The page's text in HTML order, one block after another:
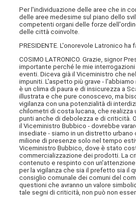
Per l'individuazione delle aree che in
delle aree medesime sul piano dello
competenti organi delle forze
delle città coinvolte.
PRESIDENTE. L'onorevole Latronico
COSIMO LATRONICO. Grazie, signor
importante perché le mie
eventi. Diceva già il Viceministro che
impuniti. L'aspetto più grave -
è un clima di paura e di insicurezza a
illustrata e che pure conoscevo, ma
vigilanza con una potenzialità di
chilometri di costa lucana, che realizza
punti anche di debolezza e di criticità.
il Viceministro Bubbico - dovrebbe
insediate - siamo in un distretto
milione di presenze solo nel tempo
Viceministro Bubbico, dove è stato
commercializzazione dei prodotti. La
contenuto e respinto con
per la vigilanza che sia il prefetto sia il
consiglio comunale dei comuni del
questioni che avranno un valore
tale segni di criticità, non può non